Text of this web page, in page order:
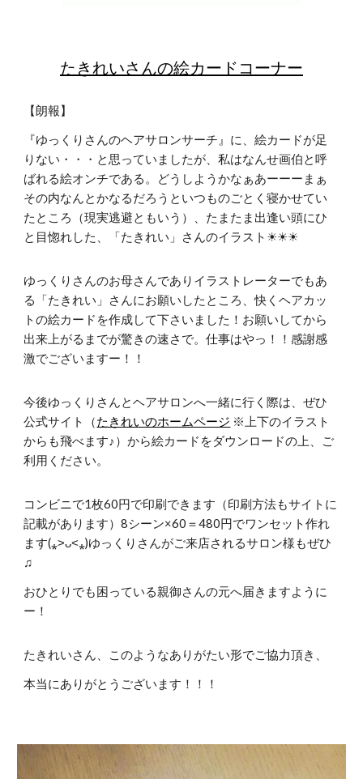
たきれいさんの絵カードコーナー
【朗報】
『ゆっくりさんのヘアサロンサーチ』に、絵カードが足
りない・・・と思っていましたが、私はなんせ画伯と呼
ばれる絵オンチである。どうしようかなぁあーーーまぁ
その内なんとかなるだろうといつものごとく寝かせてい
たところ（現実逃避ともいう）、たまたま出逢い頭にひ
と目惚れした、「たきれい」さんのイラスト☀☀☀
ゆっくりさんのお母さんでありイラストレーターでもあ
る「たきれい」さんにお願いしたところ、快くヘアカッ
トの絵カードを作成して下さいました！お願いしてから
出来上がるまでが驚きの速さで。仕事はやっ！！感謝感
激でございますー！！
今後ゆっくりさんとヘアサロンへ一緒に行く際は、ぜひ
公式サイト（たきれいのホームページ ※上下のイラスト
からも飛べます♪）から絵カードをダウンロードの上、ご
利用ください。
コンビニで1枚60円で印刷できます（印刷方法もサイトに
記載があります）8シーン×60＝480円でワンセット作れ
ます(⁎˃ᴗ˂⁎)ゆっくりさんがご来店されるサロン様もぜひ
♫
おひとりでも困っている親御さんの元へ届きますように
ー！
たきれいさん、このようなありがたい形でご協力頂き、
本当にありがとうございます！！！